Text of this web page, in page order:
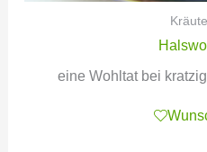
eine Wohltat bei